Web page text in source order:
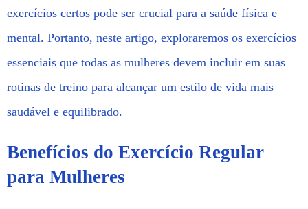
exercícios certos pode ser crucial para a saúde física e
mental. Portanto, neste artigo, exploraremos os exercícios
essenciais que todas as mulheres devem incluir em suas
rotinas de treino para alcançar um estilo de vida mais
saudável e equilibrado.
Benefícios do Exercício Regular
para Mulheres